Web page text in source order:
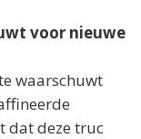
voor nieuwe
waarschuwt
dat deze truc